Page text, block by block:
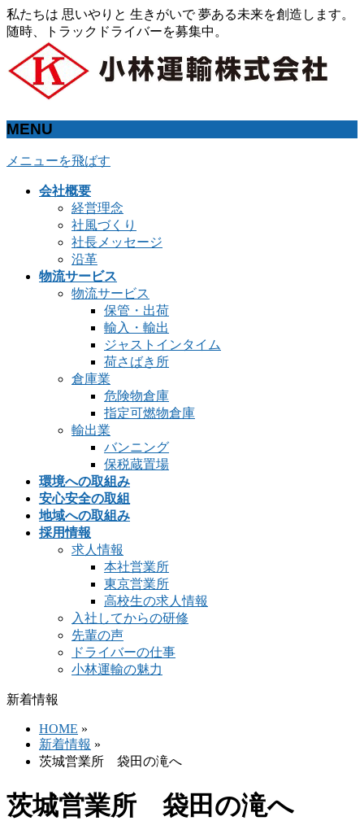
私たちは 思いやりと 生きがいで 夢ある未来を創造します。
随時、トラックドライバーを募集中。
MENU
メニューを飛ばす
会社概要
経営理念
社風づくり
社長メッセージ
沿革
物流サービス
物流サービス
保管・出荷
輸入・輸出
ジャストインタイム
荷さばき所
倉庫業
危険物倉庫
指定可燃物倉庫
輸出業
バンニング
保税蔵置場
環境への取組み
安心安全の取組
地域への取組み
採用情報
求人情報
本社営業所
東京営業所
高校生の求人情報
入社してからの研修
先輩の声
ドライバーの仕事
小林運輸の魅力
新着情報
HOME »
新着情報 »
茨城営業所 袋田の滝へ
茨城営業所 袋田の滝へ